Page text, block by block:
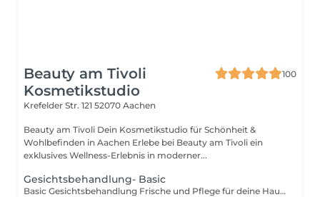
Beauty am Tivoli
Kosmetikstudio
100
Krefelder Str. 121 52070 Aachen
Beauty am Tivoli Dein Kosmetikstudio für Schönheit &
Wohlbefinden in Aachen Erlebe bei Beauty am Tivoli ein
exklusives Wellness-Erlebnis in moderner...
Gesichtsbehandlung- Basic
Basic Gesichtsbehandlung Frische und Pflege für deine Haut Die Basic Gesichtsbehandlung ist die klassische Hautpflege für alle Hauttypen und abgestimmt auf die grundlegenden Bedürfnisse deiner Haut. Sie umfasst eine gründliche Reinigung, Augenbrauenkorrektur, ein Peeling mit Bedampfen, die Entfernung von Unreinheiten, eine wohltuende Maske sowie eine intensive Feuchtigkeitspflege. Diese Behandlung klärt die Haut, spendet Feuchtigkeit und sorgt für einen frischen, strahlenden Teint perfekt, um deiner Haut neue Energie und Vitalität zu schenken. Buche jetzt deine Basic Gesichtsbehandlung und genieße das Gefühl von gepflegter, revitalisierter Haut!